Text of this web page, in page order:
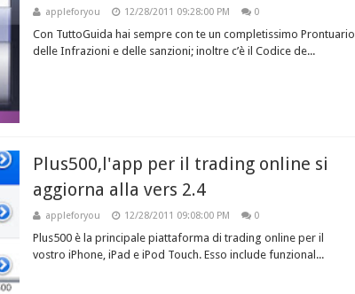
appleforyou 12/28/2011 09:28:00 PM 0
Con TuttoGuida hai sempre con te un completissimo Prontuario
delle Infrazioni e delle sanzioni; inoltre c’è il Codice de...
Plus500,l'app per il trading online si
aggiorna alla vers 2.4
appleforyou 12/28/2011 09:08:00 PM 0
Plus500 è la principale piattaforma di trading online per il
vostro iPhone, iPad e iPod Touch. Esso include funzional...